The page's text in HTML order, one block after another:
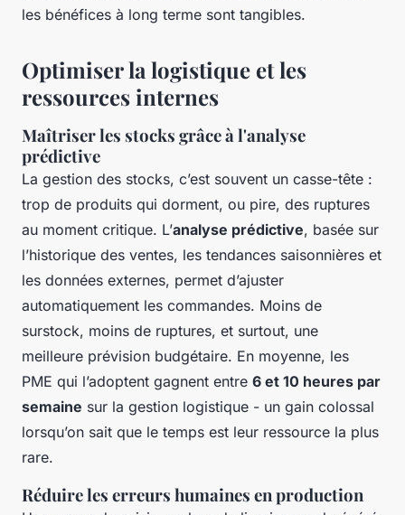
les bénéfices à long terme sont tangibles.
Optimiser la logistique et les
ressources internes
Maîtriser les stocks grâce à l'analyse
prédictive
La gestion des stocks, c’est souvent un casse-tête :
trop de produits qui dorment, ou pire, des ruptures
au moment critique. L’analyse prédictive, basée sur
l’historique des ventes, les tendances saisonnières et
les données externes, permet d’ajuster
automatiquement les commandes. Moins de
surstock, moins de ruptures, et surtout, une
meilleure prévision budgétaire. En moyenne, les
PME qui l’adoptent gagnent entre 6 et 10 heures par
semaine sur la gestion logistique - un gain colossal
lorsqu’on sait que le temps est leur ressource la plus
rare.
Réduire les erreurs humaines en production